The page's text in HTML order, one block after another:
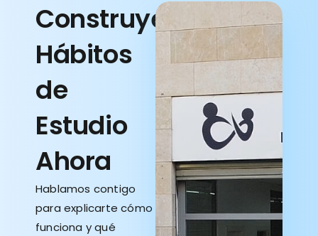
Construye
Hábitos
de
Estudio
Ahora
Hablamos contigo
para explicarte cómo
funciona y qué